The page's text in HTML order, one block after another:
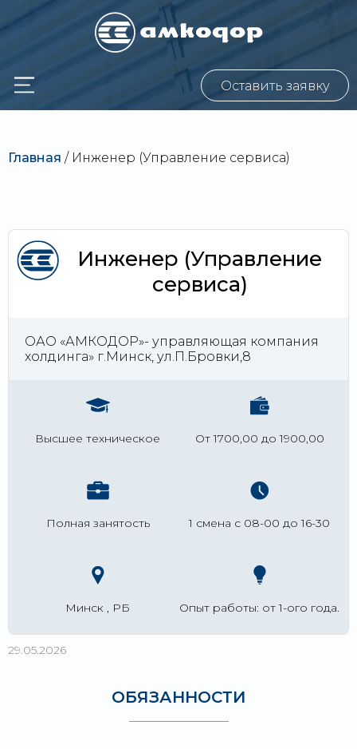
Оставить заявку
Главная / Инженер (Управление сервиса)
Инженер (Управление
сервиса)
ОАО «АМКОДОР»- управляющая компания
холдинга» г.Минск, ул.П.Бровки,8
Высшее техническое От 1700,00 до 1900,00
Полная занятость 1 смена с 08-00 до 16-30
Минск , РБ Опыт работы: от 1-ого года.
29.05.2026
ОБЯЗАННОСТИ